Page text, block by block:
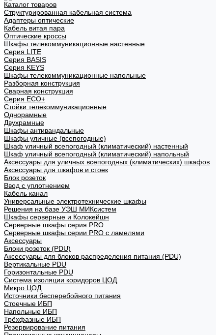
Каталог товаров
Структурированная кабельная система
Адаптеры оптические
Кабель витая пара
Оптические кроссы
Шкафы телекоммуникационные настенные
Cерия LITE
Cерия BASIS
Cерия KEYS
Шкафы телекоммуникационные напольные
Разборная конструкция
Сварная конструкция
Серия ECO+
Стойки телекоммуникационные
Однорамные
Двухрамные
Шкафы антивандальные
Шкафы уличные (всепогодные)
Шкаф уличный всепогодный (климатический) настенный
Шкаф уличный всепогодный (климатический) напольный
Аксессуары для уличных всепогодных (климатических) шкафов
Аксессуары для шкафов и стоек
Блок розеток
Ввод с уплотнением
Кабель канал
Универсальные электротехнические шкафы
Решения на базе УЭШ МИКсистем
Шкафы серверные и Колокейшн
Серверные шкафы серия PRO
Серверные шкафы серии PRO с ламелями
Аксессуары
Блоки розеток (PDU)
Аксессуары для блоков распределения питания (PDU)
Вертикальные PDU
Горизонтальные PDU
Система изоляции коридоров ЦОД
Микро ЦОД
Источники бесперебойного питания
Стоечные ИБП
Напольные ИБП
Трёхфазные ИБП
Резервирование питания